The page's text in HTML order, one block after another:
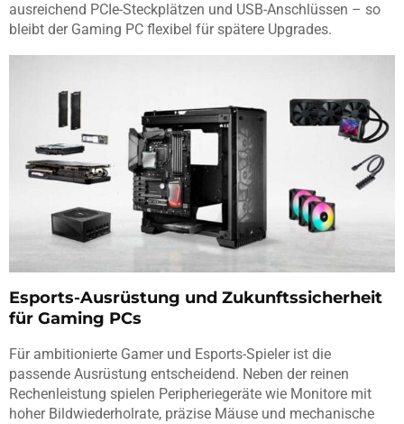
ausreichend PCIe-Steckplätzen und USB-Anschlüssen – so
bleibt der Gaming PC flexibel für spätere Upgrades.
Esports-Ausrüstung und Zukunftssicherheit
für Gaming PCs
Für ambitionierte Gamer und Esports-Spieler ist die
passende Ausrüstung entscheidend. Neben der reinen
Rechenleistung spielen Peripheriegeräte wie Monitore mit
hoher Bildwiederholrate, präzise Mäuse und mechanische